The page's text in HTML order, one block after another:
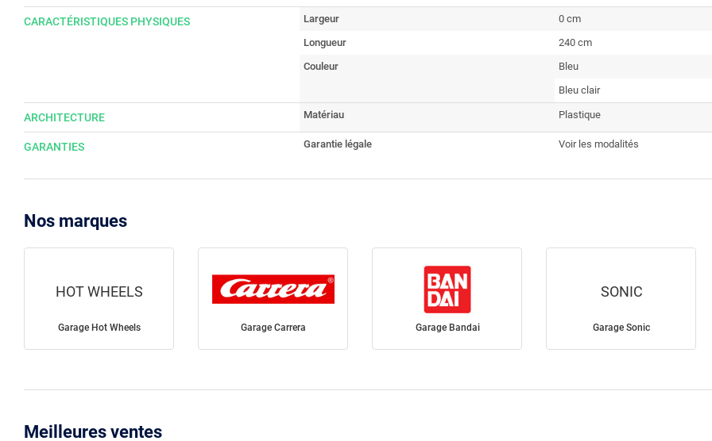
CARACTÉRISTIQUES PHYSIQUES Largeur
0 cm
Longueur
240 cm
Couleur
Bleu
Bleu clair
ARCHITECTURE Matériau Plastique
GARANTIES Garantie légale Voir les modalités
Nos marques
HOT WHEELS
Garage Hot Wheels Garage Carrera Garage Bandai
SONIC
Garage Sonic
Meilleures ventes